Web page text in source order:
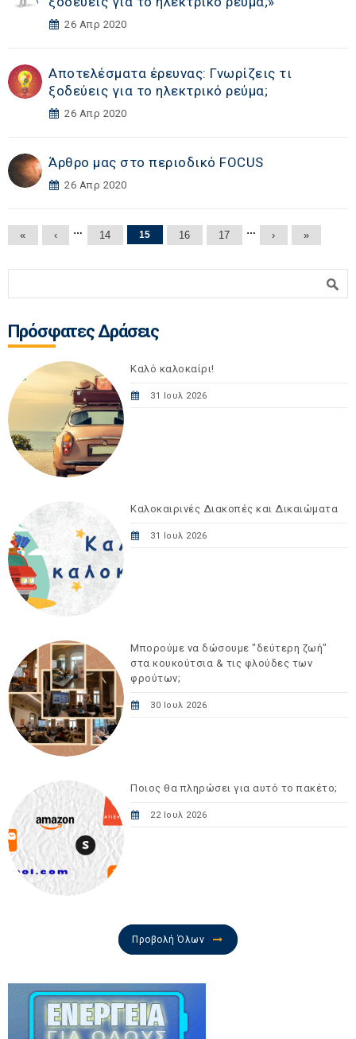
26 Απρ 2020
Αποτελέσματα έρευνας: Γνωρίζεις τι
ξοδεύεις για το ηλεκτρικό ρεύμα;
26 Απρ 2020
Άρθρο μας στο περιοδικό FOCUS
26 Απρ 2020
Σελίδες
« ‹ … 14 15 16 17 … › »
Πρόσφατες Δράσεις
Καλό καλοκαίρι!
31 Ιουλ 2026
Καλοκαιρινές Διακοπές και Δικαιώματα
31 Ιουλ 2026
Μπορούμε να δώσουμε "δεύτερη ζωή"
στα κουκούτσια & τις φλούδες των
φρούτων;
30 Ιουλ 2026
Ποιος θα πληρώσει για αυτό το πακέτο;
22 Ιουλ 2026
Προβολή Όλων